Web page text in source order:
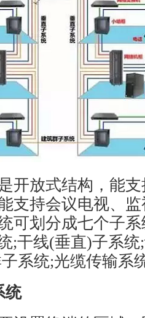
放式结构，能支
支持会议电视、
可划分成七个子
;干线(垂直)子系
系统;光缆传输系
统